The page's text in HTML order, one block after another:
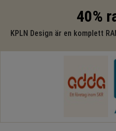
40%
KPLN Design är en komplett